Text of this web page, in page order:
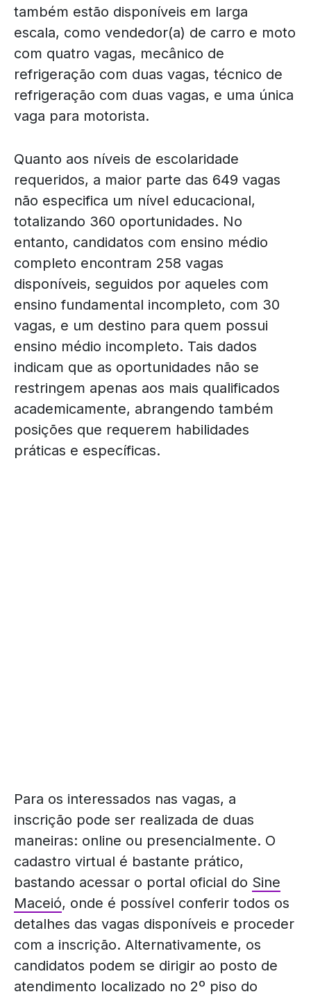
também estão disponíveis em larga
escala, como vendedor(a) de carro e moto
com quatro vagas, mecânico de
refrigeração com duas vagas, técnico de
refrigeração com duas vagas, e uma única
vaga para motorista.
Quanto aos níveis de escolaridade
requeridos, a maior parte das 649 vagas
não especifica um nível educacional,
totalizando 360 oportunidades. No
entanto, candidatos com ensino médio
completo encontram 258 vagas
disponíveis, seguidos por aqueles com
ensino fundamental incompleto, com 30
vagas, e um destino para quem possui
ensino médio incompleto. Tais dados
indicam que as oportunidades não se
restringem apenas aos mais qualificados
academicamente, abrangendo também
posições que requerem habilidades
práticas e específicas.
Para os interessados nas vagas, a
inscrição pode ser realizada de duas
maneiras: online ou presencialmente. O
cadastro virtual é bastante prático,
bastando acessar o portal oficial do Sine
Maceió, onde é possível conferir todos os
detalhes das vagas disponíveis e proceder
com a inscrição. Alternativamente, os
candidatos podem se dirigir ao posto de
atendimento localizado no 2º piso do